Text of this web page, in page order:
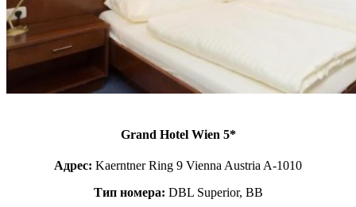
Grand Hotel Wien 5*
Адрес: Kaerntner Ring 9 Vienna Austria A-1010
Тип номера: DBL Superior, BB